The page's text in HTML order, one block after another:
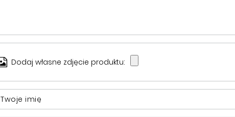
Dodaj własne zdjęcie produktu:
Twoje imię